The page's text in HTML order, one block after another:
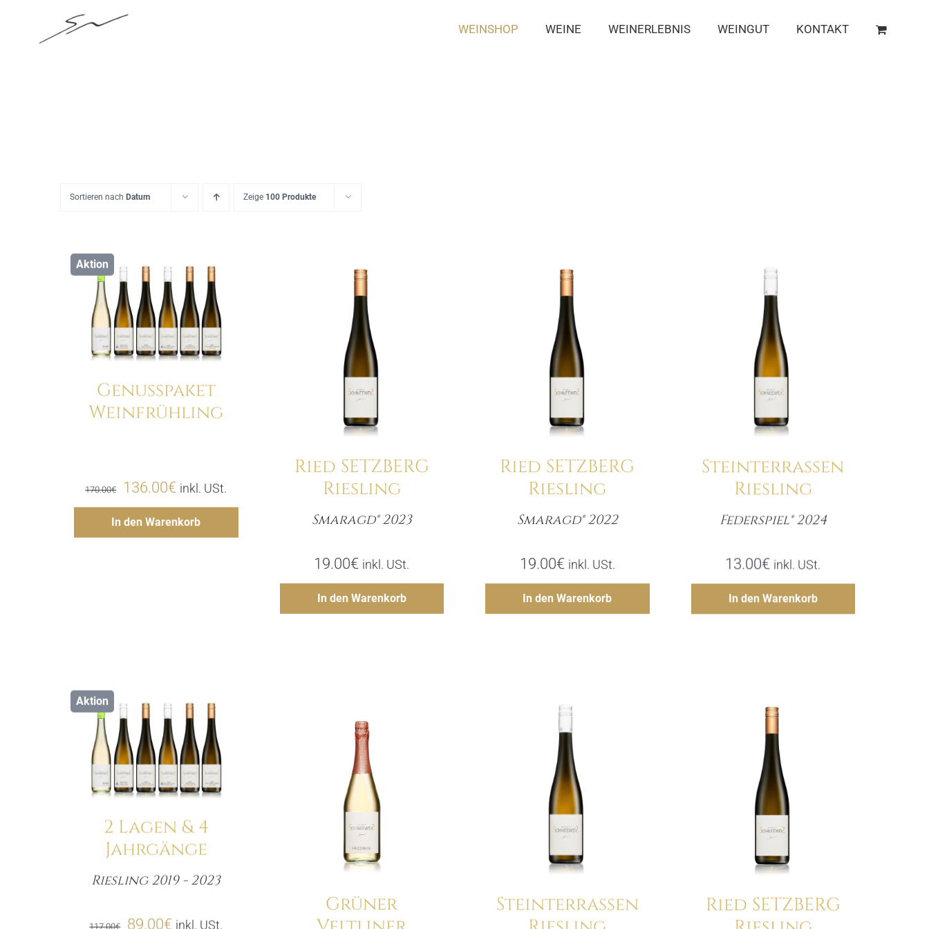
WEINSHOP WEINE WEINERLEBNIS WEINGUT KONTAKT
Sortieren nach Datum Zeige 100 Produkte
Aktion
Genusspaket
Weinfrühling
170.00€
Ursprünglicher
Preis
war:
136.00€ Aktueller
Preis
ist:
inkl. USt.
In den Warenkorb
Hinzufügen
Details
Ried SETZBERG
Riesling
Smaragd® 2023
19.00€ inkl. USt.
In den Warenkorb
Menge
Details
Ried SETZBERG
Riesling
Smaragd® 2022
19.00€ inkl. USt.
In den Warenkorb
Menge
Details
Steinterrassen
Riesling
Federspiel® 2024
13.00€ inkl. USt.
In den Warenkorb
Menge
Hinzufügen
Aktion
2 Lagen & 4
Jahrgänge
Riesling 2019 - 2023
117.00€
Ursprünglicher
89.00€ Aktueller
inkl. USt.
Details
Grüner
Details
Steinterrassen
Details
Ried SETZBERG